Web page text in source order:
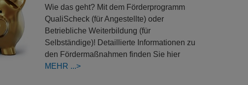
Wie das geht? Mit dem Förderprogramm
QualiScheck (für Angestellte) oder
Betriebliche Weiterbildung (für
Selbständige)! Detaillierte Informationen zu
den Fördermaßnahmen finden Sie hier
MEHR